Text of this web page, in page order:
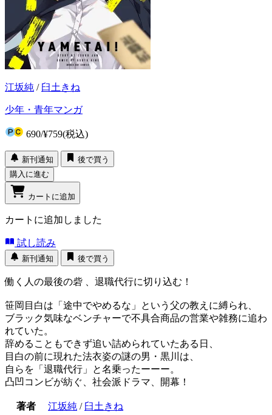
江坂純 / 臼土きね
少年・青年マンガ
690/¥759(税込)
新刊通知
後で買う
購入に進む
カートに追加
カートに追加しました
試し読み
新刊通知 後で買う
働く人の最後の砦 、退職代行に切り込む！
笹岡目白は「途中でやめるな」という父の教えに縛られ、
ブラック気味なベンチャーで不具合商品の営業や雑務に追わ
れていた。
辞めることもできず追い詰められていたある日、
目白の前に現れた法衣姿の謎の男・黒川は、
自らを「退職代行」と名乗ったーーー。
凸凹コンビが紡ぐ、社会派ドラマ、開幕！
著者 江坂純 / 臼土きね